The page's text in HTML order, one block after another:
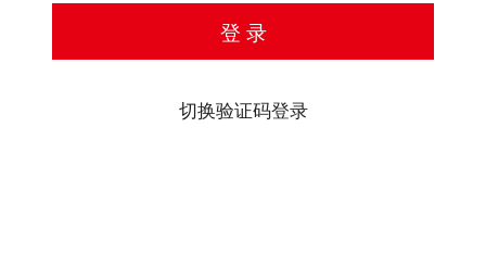
登 录
切换验证码登录